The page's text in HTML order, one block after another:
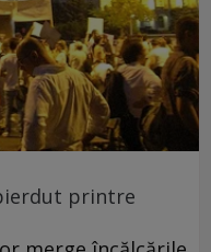
printre